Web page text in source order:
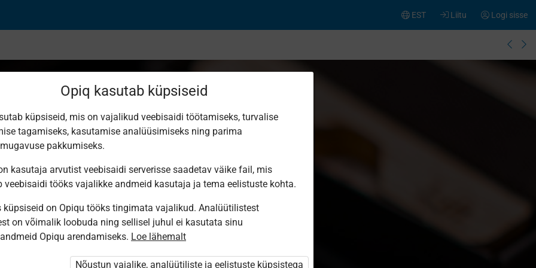
Logi sisse
Liitu
EST
ole Opiqusse sisse logitud.
paketi
Opiq kasutab küpsiseid
küpsiseid, mis on vajalikud veebisaidi töötamiseks, turvalise
tagamiseks, kasutamise analüüsimiseks ning parima
pakkumiseks.
kasutaja arvutist veebisaidi serverisse saadetav väike fail, mis
veebisaidi tööks vajalikke andmeid kasutaja ja tema eelistuste kohta.
küpsiseid on Opiqu tööks tingimata vajalikud. Analüütilistest
on võimalik loobuda ning sellisel juhul ei kasutata sinu
Opiqu arendamiseks. Loe lähemalt
Nõustun vajalike, analüütiliste ja eelistuste küpsistega